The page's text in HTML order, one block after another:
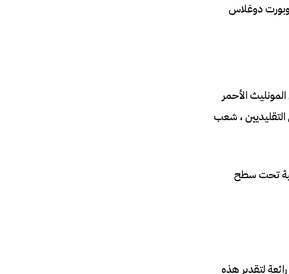
وبورت دوغلاس
الأحمر
، شعب
معظم كتلته مخفية تحت سطح
لتقدير هذه